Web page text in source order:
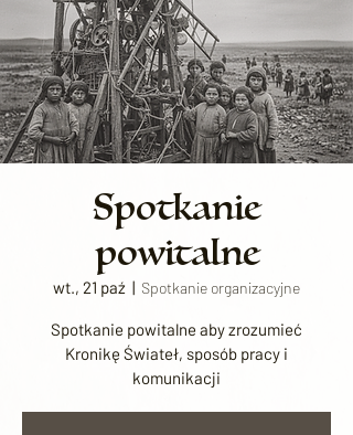
Spotkanie
powitalne
wt., 21 paź
  |
Spotkanie organizacyjne
Spotkanie powitalne aby zrozumieć
Kronikę Świateł, sposób pracy i
komunikacji